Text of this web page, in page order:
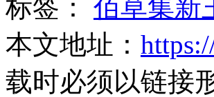
标签： 佰草集新
本文地址：
载时必须以链接